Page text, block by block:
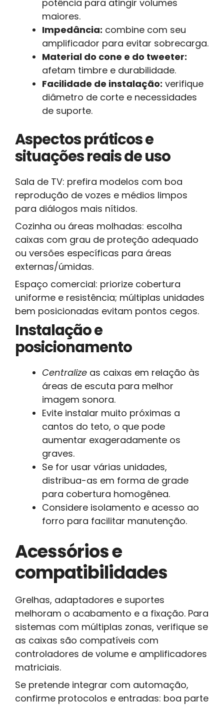
potência para atingir volumes
maiores.
Impedância: combine com seu
amplificador para evitar sobrecarga.
Material do cone e do tweeter:
afetam timbre e durabilidade.
Facilidade de instalação: verifique
diâmetro de corte e necessidades
de suporte.
Aspectos práticos e
situações reais de uso
Sala de TV: prefira modelos com boa
reprodução de vozes e médios limpos
para diálogos mais nítidos.
Cozinha ou áreas molhadas: escolha
caixas com grau de proteção adequado
ou versões específicas para áreas
externas/úmidas.
Espaço comercial: priorize cobertura
uniforme e resistência; múltiplas unidades
bem posicionadas evitam pontos cegos.
Instalação e
posicionamento
Centralize as caixas em relação às
áreas de escuta para melhor
imagem sonora.
Evite instalar muito próximas a
cantos do teto, o que pode
aumentar exageradamente os
graves.
Se for usar várias unidades,
distribua-as em forma de grade
para cobertura homogênea.
Considere isolamento e acesso ao
forro para facilitar manutenção.
Acessórios e
compatibilidades
Grelhas, adaptadores e suportes
melhoram o acabamento e a fixação. Para
sistemas com múltiplas zonas, verifique se
as caixas são compatíveis com
controladores de volume e amplificadores
matriciais.
Se pretende integrar com automação,
confirme protocolos e entradas: boa parte